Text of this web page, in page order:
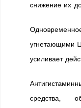
снижение их
угнетающими
усиливает
средства,